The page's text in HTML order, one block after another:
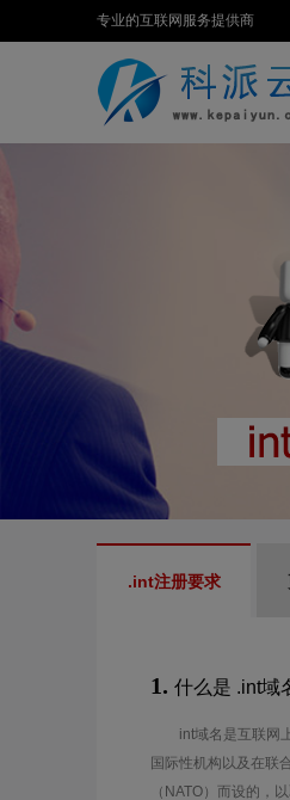
专业的互联网服务提供商
.int注册要求
1. 什么是 .int域
int域名是互联网
国际性机构以及在联
（NATO）而设的，